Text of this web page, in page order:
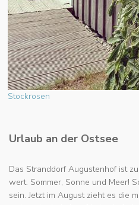
Stockrosen
Urlaub an der Ostsee
Das Stranddorf Augustenhof ist
wert. Sommer, Sonne und Meer!
sein. Jetzt im August zieht es die